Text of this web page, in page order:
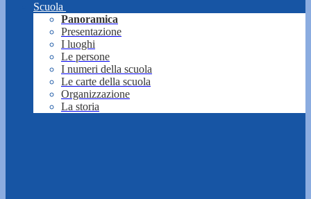
Scuola
Panoramica
Presentazione
I luoghi
Le persone
I numeri della scuola
Le carte della scuola
Organizzazione
La storia